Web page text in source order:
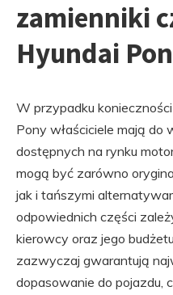
zamienniki
Hyundai
W przypadku
Pony właściciele mają do
dostępnych na rynku
mogą być zarówno
jak i tańszymi
odpowiednich części
kierowcy oraz jego
zazwyczaj gwarantują
dopasowanie do pojazdu,